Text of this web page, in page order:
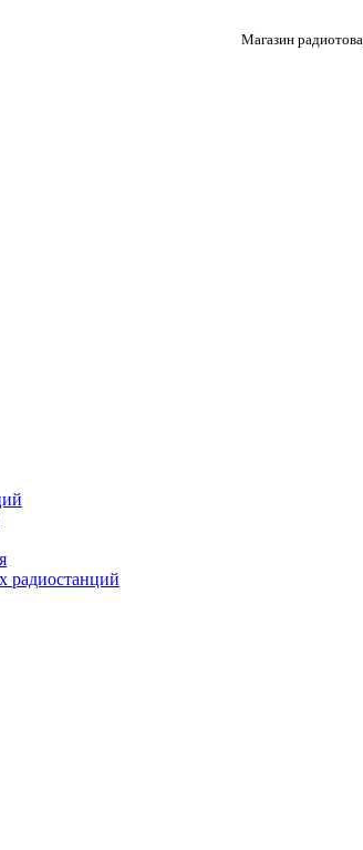
Магазин
радиостанций